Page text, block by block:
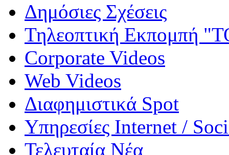
Δημόσιες Σχέσεις
Τηλεοπτική Εκπομπή
Corporate Videos
Web Videos
Διαφημιστικά Spot
Υπηρεσίες Internet /
Τελευταία Νέα